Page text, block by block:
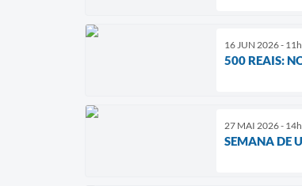
16 JUN 2026 -
500 REAIS:
27 MAI 2026 -
SEMANA DE